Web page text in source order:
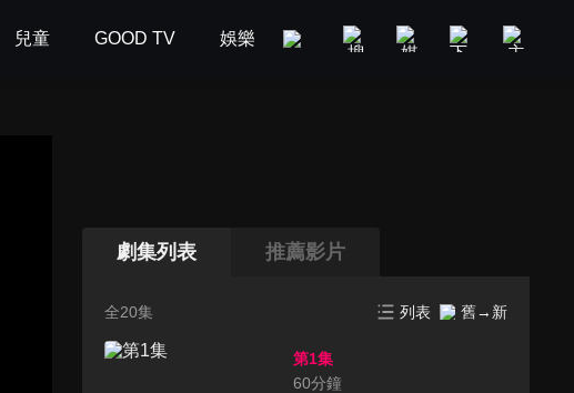
兒童 GOOD TV 娛樂 美食旅遊 新聞政論
劇集列表 推薦影片
全20集 列表 舊→新
第1集
60分鐘